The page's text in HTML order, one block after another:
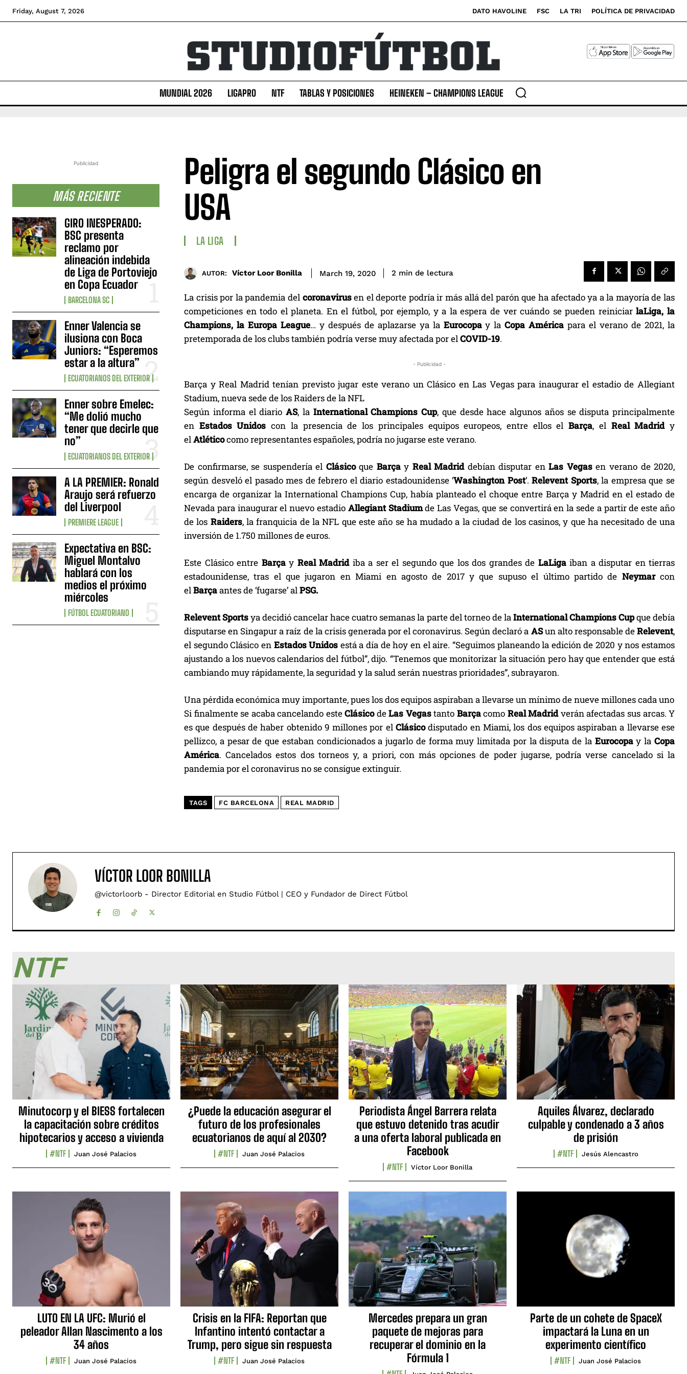
Friday, August 7, 2026 DATO HAVOLINE FSC LA TRI POLÍTICA DE PRIVACIDAD
MUNDIAL 2026 LIGAPRO NTF TABLAS Y POSICIONES HEINEKEN – CHAMPIONS LEAGUE
Publicidad
MÁS RECIENTE
GIRO INESPERADO:
BSC presenta
reclamo por
alineación indebida
de Liga de Portoviejo
en Copa Ecuador
BARCELONA SC
Enner Valencia se
ilusiona con Boca
Juniors: “Esperemos
estar a la altura”
ECUATORIANOS DEL EXTERIOR
Enner sobre Emelec:
“Me dolió mucho
tener que decirle que
no”
ECUATORIANOS DEL EXTERIOR
A LA PREMIER: Ronald
Araujo será refuerzo
del Liverpool
PREMIERE LEAGUE
Expectativa en BSC:
Miguel Montalvo
hablará con los
medios el próximo
miércoles
FÚTBOL ECUATORIANO
Peligra el segundo Clásico en
USA
LA LIGA
AUTOR: Víctor Loor Bonilla March 19, 2020 2 min de lectura
La crisis por la pandemia del coronavirusen el deporte podría ir más allá del parón que ha afectado ya a la mayoría de las
competiciones en todo el planeta. En el fútbol, por ejemplo, y a la espera de ver cuándo se pueden reiniciarlaLiga, la
Champions, la Europa League… y después de aplazarse ya la Eurocopay laCopa América para el verano de 2021, la
pretemporada de los clubs también podría verse muy afectada por elCOVID-19.
- Publicidad -
Barça y Real Madrid tenían previsto jugar este verano un Clásico en Las Vegas para inaugurar el estadio de Allegiant
Stadium, nueva sede de los Raiders de la NFL
Según informa el diario AS, la International Champions Cup, que desde hace algunos años se disputa principalmente
en Estados Unidoscon la presencia de los principales equipos europeos, entre ellos elBarça, el Real Madridy
elAtléticocomo representantes españoles, podría no jugarse este verano.
De confirmarse, se suspendería el Clásicoque Barçay Real Madrid debían disputar enLas Vegasen verano de 2020,
según desveló el pasado mes de febrero el diario estadounidense ‘Washington Post’.Relevent Sports, la empresa que se
encarga de organizar la International Champions Cup, había planteado el choque entre Barça y Madrid en el estado de
Nevada para inaugurar el nuevo estadio Allegiant Stadiumde Las Vegas, que se convertirá en la sede a partir de este año
de los Raiders, la franquicia de la NFL que este año se ha mudado a la ciudad de los casinos, y que ha necesitado de una
inversión de 1.750 millones de euros.
Este Clásico entre Barça y Real Madrid iba a ser el segundo que los dos grandes de LaLigaiban a disputar en tierras
estadounidense, tras el que jugaron en Miami en agosto de 2017 y que supuso el último partido de Neymarcon
elBarçaantes de ‘fugarse’ alPSG.
Relevent Sportsya decidió cancelar hace cuatro semanas la parte del torneo de laInternational Champions Cupque debía
disputarse en Singapur a raíz de la crisis generada por el coronavirus. Según declaró a ASun alto responsable deRelevent,
el segundo Clásico en Estados Unidos está a día de hoy en el aire. “Seguimos planeando la edición de 2020 y nos estamos
ajustando a los nuevos calendarios del fútbol”, dijo. “Tenemos que monitorizar la situación pero hay que entender que está
cambiando muy rápidamente, la seguridad y la salud serán nuestras prioridades”, subrayaron.
Una pérdida económica muy importante, pues los dos equipos aspiraban a llevarse un mínimo de nueve millones cada uno
Si finalmente se acaba cancelando esteClásicodeLas Vegastanto Barçacomo Real Madridverán afectadas sus arcas. Y
es que después de haber obtenido 9 millones por el Clásicodisputado en Miami, los dos equipos aspiraban a llevarse ese
pellizco, a pesar de que estaban condicionados a jugarlo de forma muy limitada por la disputa de la Eurocopay laCopa
América. Cancelados estos dos torneos y, a priori, con más opciones de poder jugarse, podría verse cancelado si la
pandemia por el coronavirus no se consigue extinguir.
TAGS FC BARCELONA REAL MADRID
VÍCTOR LOOR BONILLA
@victorloorb - Director Editorial en Studio Fútbol | CEO y Fundador de Direct Fútbol
NTF
Minutocorp y el BIESS fortalecen
la capacitación sobre créditos
hipotecarios y acceso a vivienda
#NTF Juan José Palacios
¿Puede la educación asegurar el
futuro de los profesionales
ecuatorianos de aquí al 2030?
#NTF Juan José Palacios
Periodista Ángel Barrera relata
que estuvo detenido tras acudir
a una oferta laboral publicada en
Facebook
#NTF Víctor Loor Bonilla
Aquiles Álvarez, declarado
culpable y condenado a 3 años
de prisión
#NTF Jesús Alencastro
LUTO EN LA UFC: Murió el
peleador Allan Nascimento a los
34 años
#NTF Juan José Palacios
Crisis en la FIFA: Reportan que
Infantino intentó contactar a
Trump, pero sigue sin respuesta
#NTF Juan José Palacios
Mercedes prepara un gran
paquete de mejoras para
recuperar el dominio en la
Fórmula 1
Parte de un cohete de SpaceX
impactará la Luna en un
experimento científico
#NTF Juan José Palacios